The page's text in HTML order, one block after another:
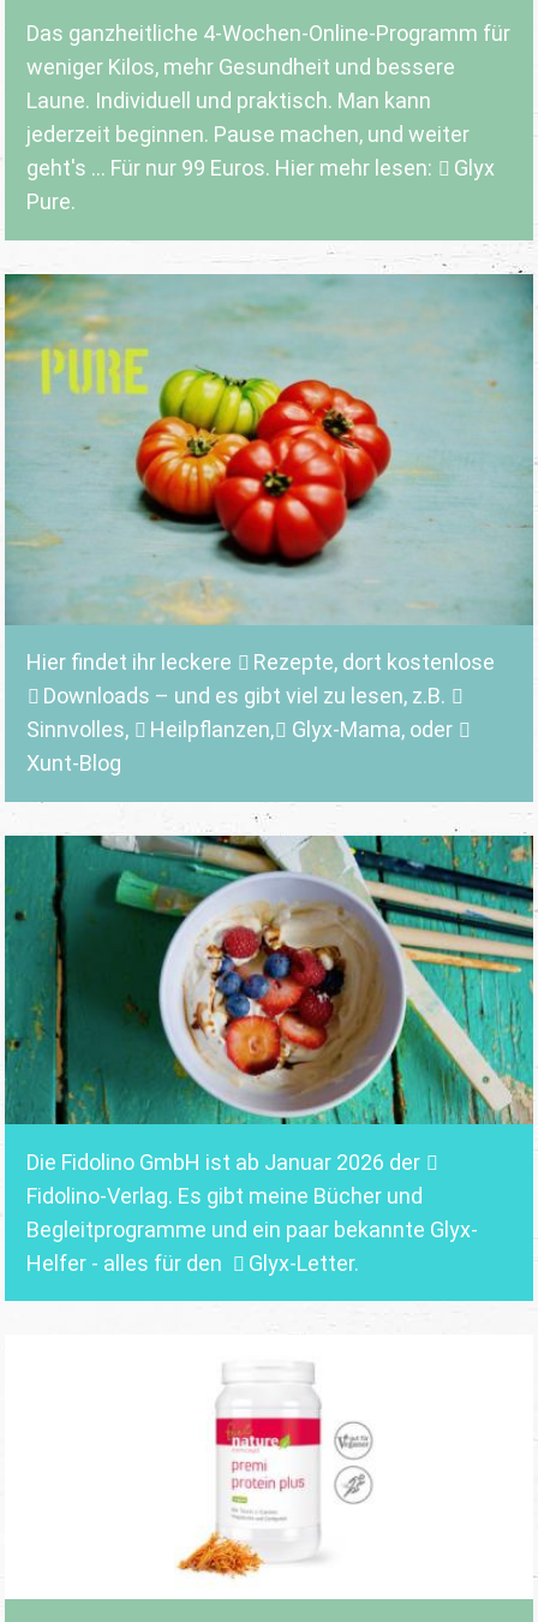
Das ganzheitliche 4-Wochen-Online-Programm für
weniger Kilos, mehr Gesundheit und bessere
Laune. Individuell und praktisch. Man kann
jederzeit beginnen. Pause machen, und weiter
geht's ... Für nur 99 Euros. Hier mehr lesen:
Glyx
Pure.
Hier findet ihr leckere Rezepte, dort kostenlose
Downloads – und es gibt viel zu lesen, z.B.
Sinnvolles, Heilpflanzen, Glyx-Mama,oder
Xunt-Blog
Die Fidolino GmbH ist ab Januar 2026 der
Fidolino-Verlag. Es gibt meine Bücher und
Begleitprogramme und ein paar bekannte Glyx-
Helfer - alles für den
Glyx-Letter.